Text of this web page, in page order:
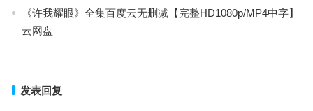
《许我耀眼》全集百度云无删减【完整HD1080p/MP4中字】
云网盘
发表回复